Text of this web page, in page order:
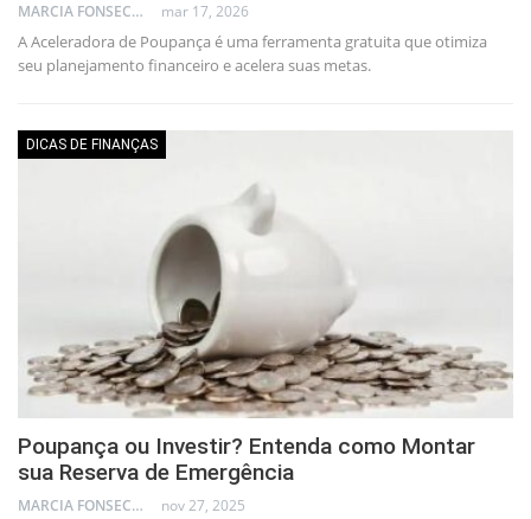
MARCIA FONSECA - FINANCIAL CONSULTANT mar 17, 2026
A Aceleradora de Poupança é uma ferramenta gratuita que otimiza
seu planejamento financeiro e acelera suas metas.
DICAS DE FINANÇAS
Poupança ou Investir? Entenda como Montar
sua Reserva de Emergência
MARCIA FONSECA - FINANCIAL CONSULTANT nov 27, 2025